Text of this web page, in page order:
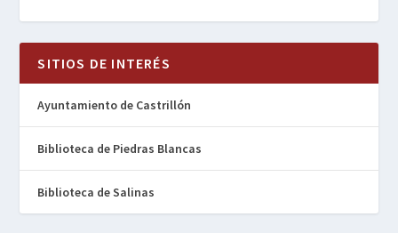
SITIOS DE INTERÉS
Ayuntamiento de Castrillón
Biblioteca de Piedras Blancas
Biblioteca de Salinas